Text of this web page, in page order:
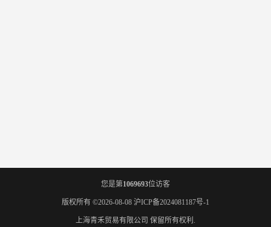
您是第1069693位访客
版权所有 ©2026-08-08 沪ICP备2024081187号-1
上海青禾贸易有限公司 保留所有权利.